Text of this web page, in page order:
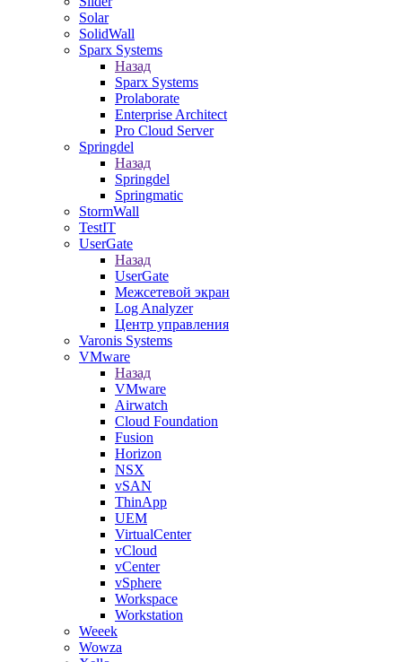
Solar
SolidWall
Sparx Systems
Назад
Sparx Systems
Prolaborate
Enterprise Architect
Pro Cloud Server
Springdel
Назад
Springdel
Springmatic
StormWall
TestIT
UserGate
Назад
UserGate
Межсетевой экран
Log Analyzer
Центр управления
Varonis Systems
VMware
Назад
VMware
Airwatch
Cloud Foundation
Fusion
Horizon
NSX
vSAN
ThinApp
UEM
VirtualCenter
vCloud
vCenter
vSphere
Workspace
Workstation
Weeek
Wowza